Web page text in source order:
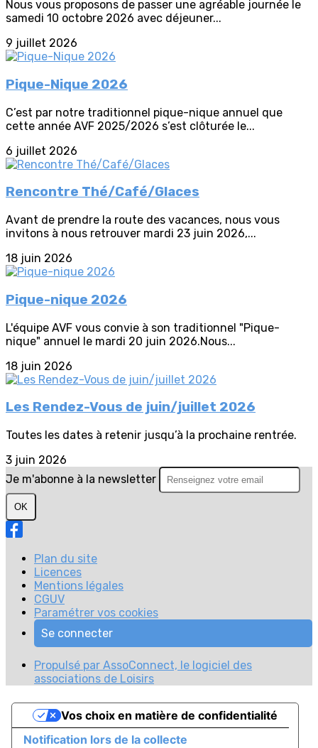
Nous vous proposons de passer une agréable journée le
samedi 10 octobre 2026 avec déjeuner...
9 juillet 2026
Pique-Nique 2026
C’est par notre traditionnel pique-nique annuel que
cette année AVF 2025/2026 s’est clôturée le...
6 juillet 2026
Rencontre Thé/Café/Glaces
Avant de prendre la route des vacances, nous vous
invitons à nous retrouver mardi 23 juin 2026,...
18 juin 2026
Pique-nique 2026
L'équipe AVF vous convie à son traditionnel "Pique-
nique" annuel le mardi 20 juin 2026.Nous...
18 juin 2026
Les Rendez-Vous de juin/juillet 2026
Toutes les dates à retenir jusqu’à la prochaine rentrée.
3 juin 2026
Je m'abonne à la newsletter
OK
Plan du site
Licences
Mentions légales
CGUV
Paramétrer vos cookies
Se connecter
Propulsé par AssoConnect, le logiciel des
associations de Loisirs
Notification lors de la collecte
Vos choix en matière de confidentialité